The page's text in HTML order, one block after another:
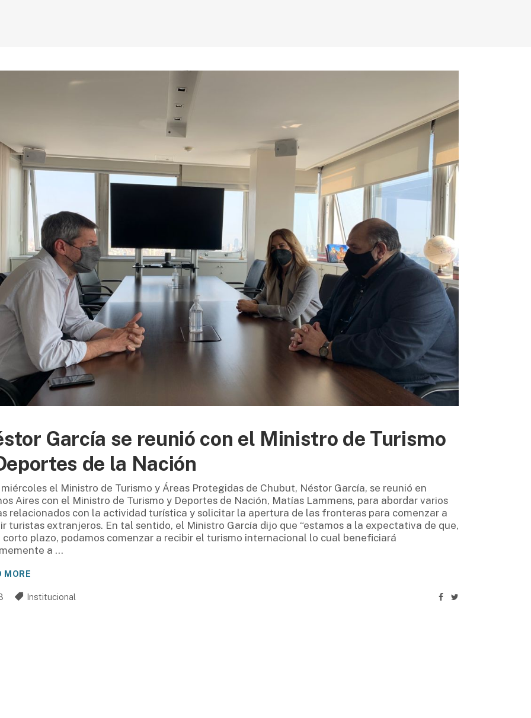
García se reunió con el Ministro de Turismo
de la Nación
el Ministro de Turismo y Áreas Protegidas de Chubut, Néstor García, se reunió en
Aires con el Ministro de Turismo y Deportes de Nación, Matías Lammens, para abordar varios
relacionados con la actividad turística y solicitar la apertura de las fronteras para comenzar a
turistas extranjeros. En tal sentido, el Ministro García dijo que “estamos a la expectativa de que,
corto plazo, podamos comenzar a recibir el turismo internacional lo cual beneficiará
a
MORE
Institucional